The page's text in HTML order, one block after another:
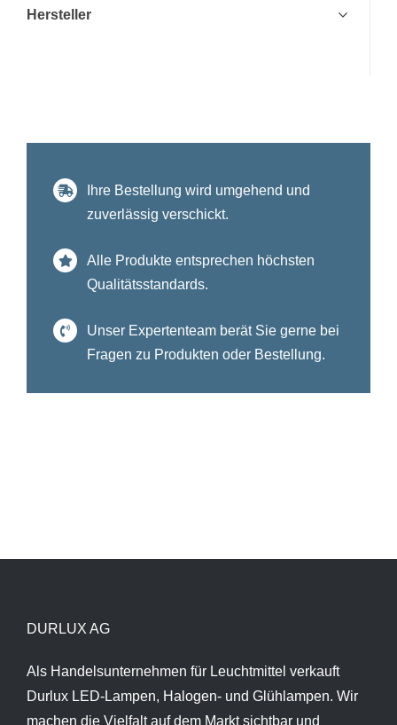
Hersteller
Ihre Bestellung wird umgehend und
zuverlässig verschickt.
Alle Produkte entsprechen höchsten
Qualitätsstandards.
Unser Expertenteam berät Sie gerne bei
Fragen zu Produkten oder Bestellung.
DURLUX AG
Als Handelsunternehmen für Leuchtmittel verkauft
Durlux LED-Lampen, Halogen- und Glühlampen. Wir
machen die Vielfalt auf dem Markt sichtbar und